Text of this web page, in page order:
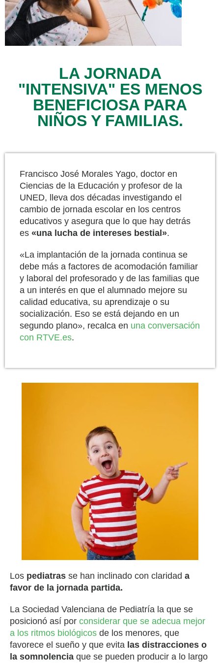
LA JORNADA
"INTENSIVA" ES MENOS
BENEFICIOSA PARA
NIÑOS Y FAMILIAS.
Francisco José Morales Yago, doctor en
Ciencias de la Educación y profesor de la
UNED, lleva dos décadas investigando el
cambio de jornada escolar en los centros
educativos y asegura que lo que hay detrás
es «una lucha de intereses bestial».
«La implantación de la jornada continua se
debe más a factores de acomodación familiar
y laboral del profesorado y de las familias que
a un interés en que el alumnado mejore su
calidad educativa, su aprendizaje o su
socialización. Eso se está dejando en un
segundo plano», recalca en una conversación
con RTVE.es.
Los pediatras se han inclinado con claridad a
favor de la jornada partida.
La Sociedad Valenciana de Pediatría la que se
posicionó así por considerar que se adecua mejor
a los ritmos biológicos de los menores, que
favorece el sueño y que evita las distracciones o
la somnolencia que se pueden producir a lo largo